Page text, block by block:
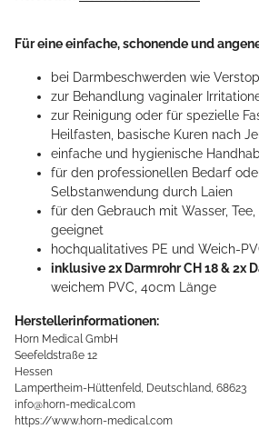
Für eine einfache, schonende und
bei Darmbeschwerden wie
zur Behandlung vaginaler
zur Reinigung oder für spezielle
Heilfasten, basische Kuren nach
einfache und hygienische
für den professionellen Bedarf
Selbstanwendung durch Laien
für den Gebrauch mit Wasser,
geeignet
hochqualitatives PE und Weich-
inklusive 2x Darmrohr CH 18 & 2x
weichem PVC, 40cm Länge
Herstellerinformationen:
Horn Medical GmbH
Seefeldstraße 12
Hessen
Lampertheim-Hüttenfeld, Deutschland, 68623
info@horn-medical.com
https://www.horn-medical.com